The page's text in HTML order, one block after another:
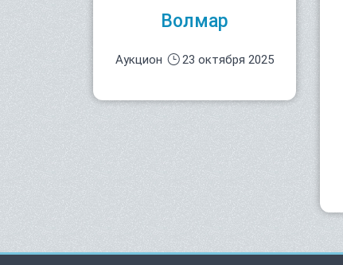
Волмар
Аукцион 23 октября 2025